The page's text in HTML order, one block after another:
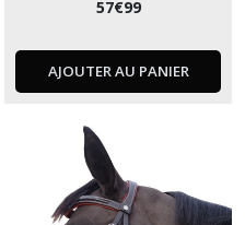
57€99
AJOUTER AU PANIER